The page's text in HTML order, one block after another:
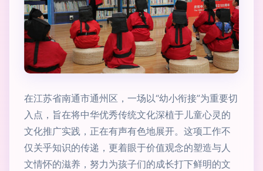
在江苏省南通市通州区，一场以“幼小衔接”为重要切
入点，旨在将中华优秀传统文化深植于儿童心灵的
文化推广实践，正在有声有色地展开。这项工作不
仅关乎知识的传递，更着眼于价值观念的塑造与人
文情怀的滋养，努力为孩子们的成长打下鲜明的文